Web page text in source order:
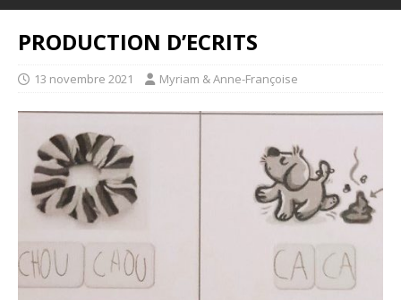
PRODUCTION D’ECRITS
13 novembre 2021 Myriam & Anne-Françoise